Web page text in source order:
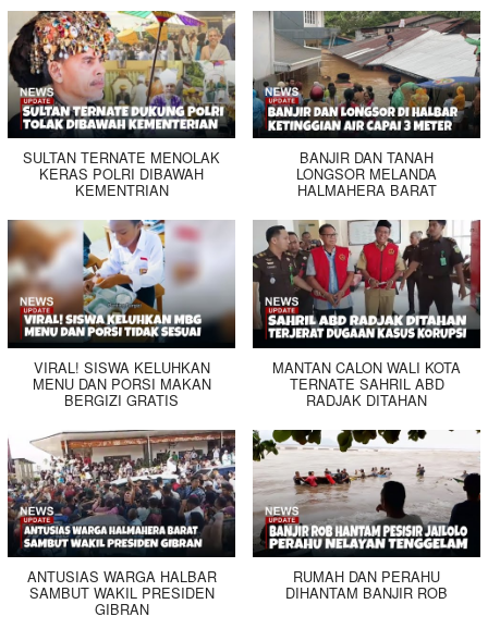
SULTAN TERNATE MENOLAK
KERAS POLRI DIBAWAH
KEMENTRIAN
BANJIR DAN TANAH
LONGSOR MELANDA
HALMAHERA BARAT
VIRAL! SISWA KELUHKAN
MENU DAN PORSI MAKAN
BERGIZI GRATIS
MANTAN CALON WALI KOTA
TERNATE SAHRIL ABD
RADJAK DITAHAN
ANTUSIAS WARGA HALBAR
SAMBUT WAKIL PRESIDEN
GIBRAN
RUMAH DAN PERAHU
DIHANTAM BANJIR ROB